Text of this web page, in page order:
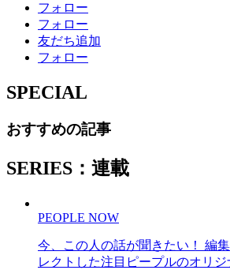
フォロー
フォロー
友だち追加
フォロー
SPECIAL
おすすめの記事
SERIES：連載
PEOPLE NOW
今、この人の話が聞きたい！ 編
レクトした注目ピープルのオリ